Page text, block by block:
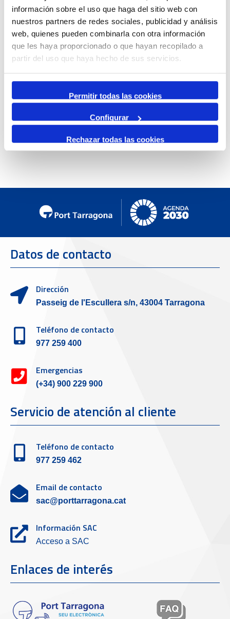
información sobre el uso que haga del sitio web con
nuestros partners de redes sociales, publicidad y análisis
web, quienes pueden combinarla con otra información
que les haya proporcionado o que hayan recopilado a
partir del uso que haya hecho de sus servicios.
Permitir todas las cookies
Configurar
Rechazar todas las cookies
Mensual
Ir al mes específico
Día Anterior
Siguiente Día
Datos de contacto
Dirección
Passeig de l'Escullera s/n, 43004 Tarragona
Teléfono de contacto
977 259 400
Emergencias
(+34) 900 229 900
Servicio de atención al cliente
Teléfono de contacto
977 259 462
Email de contacto
sac@porttarragona.cat
Información SAC
Acceso a SAC
Enlaces de interés